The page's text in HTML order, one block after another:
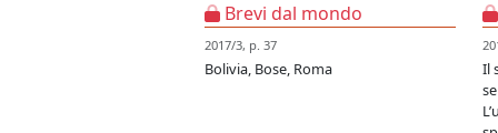
Brevi dal mondo
2017/3, p. 37
Bolivia, Bose, Roma
Il